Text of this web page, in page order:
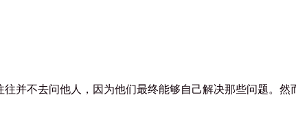
并不去问他人，因为他们最终能够自己解决那些问题。